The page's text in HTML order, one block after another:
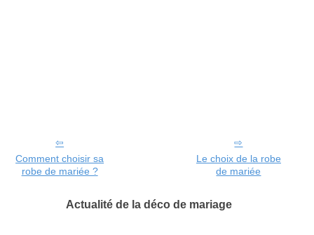
Comment choisir sa
robe de mariée ?
Le choix de la robe
de mariée
Actualité de la déco de mariage